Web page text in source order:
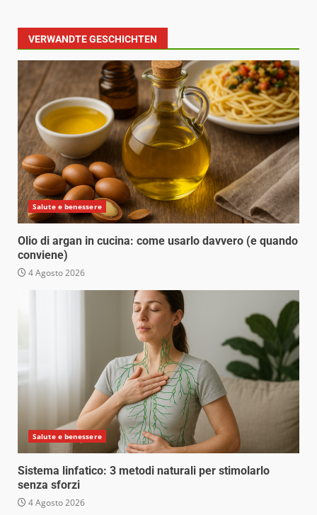
VERWANDTE GESCHICHTEN
Salute e benessere
Olio di argan in cucina: come usarlo davvero (e quando
conviene)
4 Agosto 2026
Salute e benessere
Sistema linfatico: 3 metodi naturali per stimolarlo
senza sforzi
4 Agosto 2026